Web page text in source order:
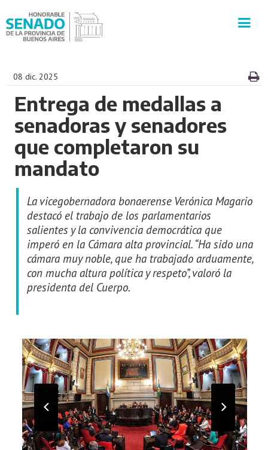
SECRETARÍAS
PRENSA
VISITAS GUIADAS
CONTACTO
08 dic. 2025
Entrega de medallas a
senadoras y senadores
que completaron su
mandato
La vicegobernadora bonaerense Verónica Magario
destacó el trabajo de los parlamentarios
salientes y la convivencia democrática que
imperó en la Cámara alta provincial. “Ha sido una
cámara muy noble, que ha trabajado arduamente,
con mucha altura política y respeto”, valoró la
presidenta del Cuerpo.